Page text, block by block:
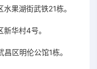
果湖街武铁21栋。
华村4号。
区明伦公馆1栋。